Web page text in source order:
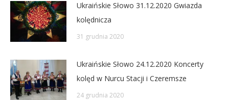
Ukraińskie Słowo 31.12.2020 Gwiazda
kolędnicza
31 grudnia 2020
Ukraińskie Słowo 24.12.2020 Koncerty
kolęd w Nurcu Stacji i Czeremsze
24 grudnia 2020